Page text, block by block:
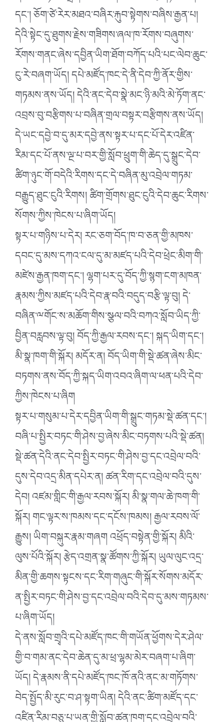
དང༌། ཅོག་ཙེ་རེར་མཐའ་བཞིར་རྐུབ་སྟེགས་བཞིས་རྒྱན་པ།
དེའི་སྟེང་དུ་ཐུགས་རྗེས་གཟིགས་ཞལ་ཁ་རོགས་བཞུགས་
རོགས་གནང་ཞེས་དབྱིན་ཡིག་ཐོག་བཀོད་པའི་པང་ལེབ་ཆུང་
ངུ་རེ་བཞག་ཡོད། དཔེ་མཛོད་ཁང་དེ་ནི་དེབ་ཀྱི་ནོར་གྱིས་
གཏམས་ནས་ཡོད། དེའི་ནང་དེབ་སྣེ་མང་ཉི་མའི་མེ་ཏོག་ནང་
འབྲས་བུ་བརྩིགས་པ་བཞིན་གྲལ་བསྟར་བརྩིགས་ནས་ཡོད།
དེ་ཡང་དབྱེ་བ་དུ་མར་དབྱེ་ནས་སྟར་པ་དང་པོ་དེར་འཛིན་
རིམ་དང་པོ་ནས་ལྔ་པ་བར་གྱི་སློབ་ཕྲུག་གི་ཆེད་དུ་སྒྲུང་དེབ་
ཚིག་ཉུང་གོ་བདེའི་རིགས་དང་དེ་བཞིན་མུ་འབྲེལ་གཏམ་
བརྒྱུད་ཐུང་ངུའི་རིགས། ཚིག་གྲོགས་ཐུང་ངུའི་དེབ་ཆུང་རིགས་
སོགས་ཀྱིས་ཁེངས་པ་ཞིག་ཡོད།
སྟར་པ་གཉིས་པ་དེར། རང་ཅག་བོད་ཁ་བ་ཅན་གྱི་མཁས་
དབང་དུ་མས་དཀའ་ངལ་དུ་མ་མཛད་པའི་དེབ་ཕྲེང་མིག་གི་
མཛེས་རྒྱན་ཁག་དང༌། ལྷག་པར་དུ་བོད་ཀྱི་སྙག་ངག་མཁན་
རྣམས་ཀྱིས་མཛད་པའི་དེབ་རྣ་བའི་བདུད་བརྩི་ལྟ་བུ། དེ་
བཞིན་ྋགོང་ས་མཆོག་གིས་སྩལ་བའི་བཀའ་སློབ་ཡིད་ཀྱི་
བྱིན་བརླབས་ལྟ་བུ། བོད་ཀྱི་རྒྱལ་རབས་དང༌། སྐད་ཡིག་དང༌།
མི་སྣ་ཁག་གི་སྐོར། མདོར་ན། བོད་ཡིག་གི་སྡེ་ཚན་ཞེས་མིང་
བཏགས་ནས་བོད་ཀྱི་སྐད་ཡིག་འབའ་ཞིག་ལ་ཕན་པའི་དེབ་
ཀྱིས་ཁེངས་པ་ཞིག
སྟར་པ་གསུམ་པ་དེར་དབྱིན་ཡིག་གི་སྒྲུང་གཏམ་སྡེ་ཚན་དང༌།
བཞི་པ་སྤྱིར་བཏང་གི་ཤེས་བྱ་ཞེས་མིང་བཏགས་པའི་སྡེ་ཚན།
སྡེ་ཚན་དེའི་ནང་དེབ་སྤྱིར་བཏང་གི་ཤེས་བྱ་དང་འབྲེལ་བའི་
དུས་དེབ་འདྲ་མིན་དཔེར་ན། ཚན་རིག་དང་འབྲེལ་བའི་དུས་
དེབ། འཛམ་གླིང་གི་རྒྱལ་རབས་སྐོར། མི་སྣ་གལ་ཆེ་ཁག་གི་
སྐོར། གང་ལྟར་ས་ཁམས་དང་དངོས་ཁམས། རྒྱལ་རབས་ལོ་
རྒྱུས། ཡིག་བསྐུར་རྣམ་གཞག འཕྲོད་བསྟེན་གྱི་སྐོར། མིའི་
ལུས་པོའི་སྐོར། རྩེད་འགྲན་སྣ་ཚོགས་ཀྱི་སྐོར། ཡུལ་ལུང་འདྲ་
མིན་གྱི་ཆགས་སྟངས་དང་རིག་གཞུང་གི་སྐོར་སོགས་མདོར་
ན་སྤྱིར་བཏང་གི་ཤེས་བྱ་དང་འབྲེལ་བའི་དེབ་དུ་མས་གཏམས་
པ་ཞིག་ཡོད།
དེ་ནས་སློབ་གྲྭའི་དཔེ་མཛོད་ཁང་གི་གཡོན་ཕྱོགས་དེར་ཤེལ་
གྱི་བ་གམ་ནང་དེབ་ཆེན་དུ་མ་ཕྲ་ལྷམ་མེར་བཞག་པ་ཞིག་
ཡོད། དེ་རྣམས་ནི་དཔེ་མཛོད་ཁང་ཁོ་ནའི་ནང་མ་གཏོགས་
བེད་སྤྱོད་མི་རུང་བ་ཤ་སྟག་ཡིན། དེའི་ནང་ཚིག་མཛོད་དང་